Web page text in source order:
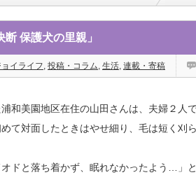
保護犬の里親」
イライフ, 投稿・コラム, 生活, 連載・寄稿
和美園地区在住の山田さんは、夫婦２人
て対面したときはやせ細り、毛は短く刈
ドと落ち着かず、眠れなかったよう…」